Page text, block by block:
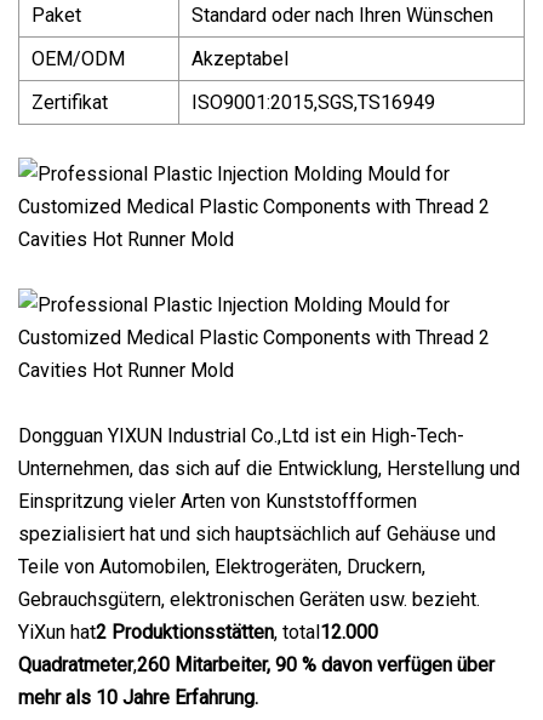
Paket
Standard oder nach Ihren Wünschen
OEM/ODM
Akzeptabel
Zertifikat
ISO9001:2015,SGS,TS16949
Dongguan YIXUN Industrial Co.,Ltd ist ein High-Tech-
Unternehmen, das sich auf die Entwicklung, Herstellung und
Einspritzung vieler Arten von Kunststoffformen
spezialisiert hat und sich hauptsächlich auf Gehäuse und
Teile von Automobilen, Elektrogeräten, Druckern,
Gebrauchsgütern, elektronischen Geräten usw. bezieht.
YiXun hat2 Produktionsstätten, total12.000
Quadratmeter,260 Mitarbeiter, 90 % davon verfügen über
mehr als 10 Jahre Erfahrung.